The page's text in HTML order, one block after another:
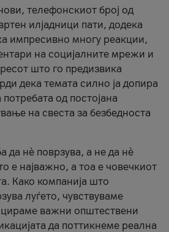
телефонскиот број од
илјадници пати, додека
импресивно многу реакции,
на социјалните мрежи и
што го предизвика
дека темата силно ја допира
потребата од постојана
на свеста за безбедноста
да нè поврзува, а не да нè
е најважно, а тоа е човечкиот
Како компанија што
луѓето, чувствуваме
важни општествени
да поттикнеме реална